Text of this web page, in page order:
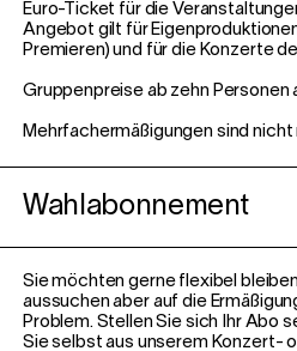
Euro-Ticket für die
Angebot gilt für
Premieren) und für die Konzerte
Gruppenpreise ab zehn Personen
Mehrfachermäßigungen sind nicht
Wahlabonnement
Sie möchten gerne flexibel
aussuchen aber auf die
Problem. Stellen Sie sich Ihr Abo
Sie selbst aus unserem Konzert-